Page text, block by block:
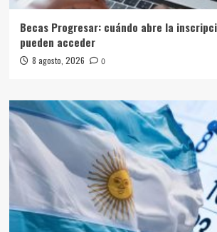
Becas Progresar: cuándo abre la
pueden acceder
8 agosto, 2026 0